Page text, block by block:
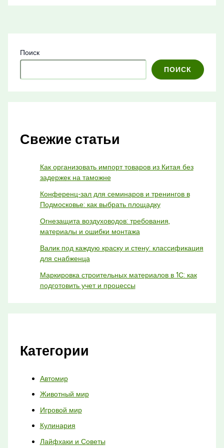
Поиск
ПОИСК
Свежие статьи
Как организовать импорт товаров из Китая без
задержек на таможне
Конференц-зал для семинаров и тренингов в
Подмосковье: как выбрать площадку
Огнезащита воздуховодов: требования,
материалы и ошибки монтажа
Валик под каждую краску и стену: классификация
для снабженца
Маркировка строительных материалов в 1С: как
подготовить учет и процессы
Категории
Автомир
Животный мир
Игровой мир
Кулинария
Лайфхаки и Советы